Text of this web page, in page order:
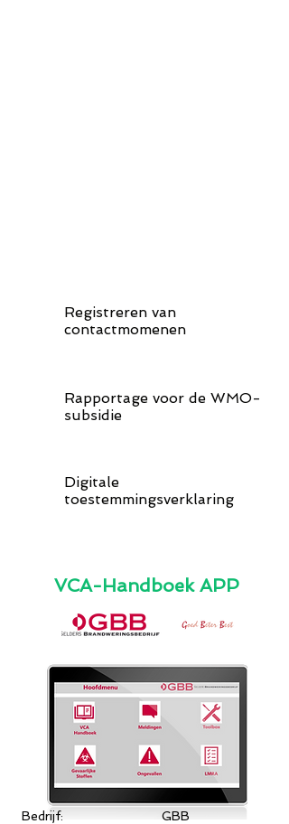
Registreren van
contactmomenen
Rapportage voor de WMO-
subsidie
Digitale
toestemmingsverklaring
VCA-Handboek APP
Bedrijf:
GBB